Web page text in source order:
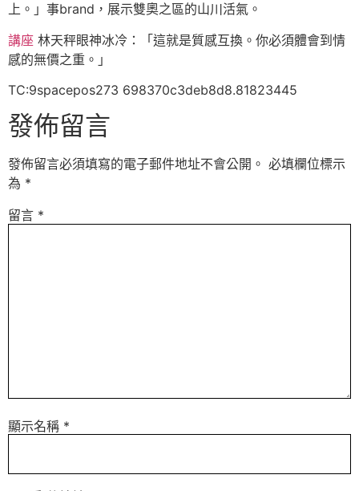
上。」事brand，展示雙奧之區的山川活氣。
講座 林天秤眼神冰冷：「這就是質感互換。你必須體會到情
感的無價之重。」
TC:9spacepos273 698370c3deb8d8.81823445
發佈留言
發佈留言必須填寫的電子郵件地址不會公開。 必填欄位標示
為 *
留言 *
顯示名稱 *